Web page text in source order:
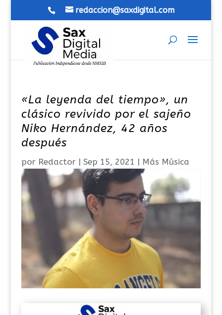
redaccion@saxdigital.com
«La leyenda del tiempo», un
clásico revivido por el sajeño
Niko Hernández, 42 años
después
por Redactor| Sep 15, 2021 | Más Música